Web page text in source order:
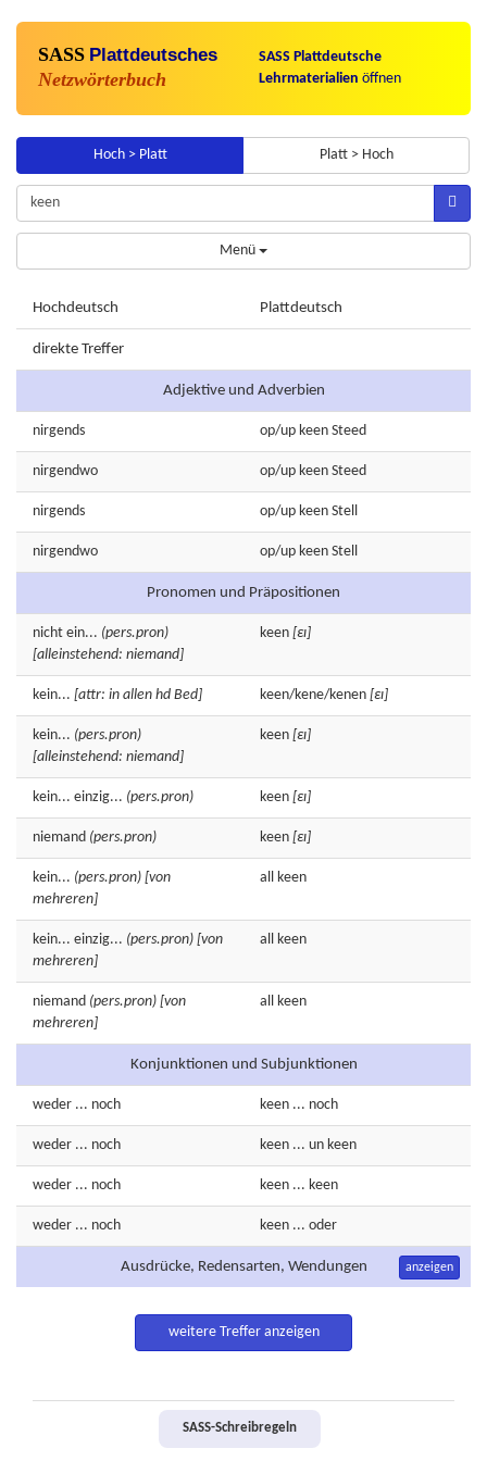
SASS Plattdeutsches
Netzwörterbuch
SASS Plattdeutsche
Lehrmaterialien öffnen
Hoch > Platt Platt > Hoch
Menü
Hochdeutsch Plattdeutsch
direkte Treffer
Adjektive und Adverbien
nirgends op/up keen Steed
nirgendwo op/up keen Steed
nirgends op/up keen Stell
nirgendwo op/up keen Stell
Pronomen und Präpositionen
nicht ein... (pers.pron)
[alleinstehend: niemand]
keen [εɪ]
kein... [attr: in allen hd Bed] keen/kene/kenen [εɪ]
kein... (pers.pron)
[alleinstehend: niemand]
keen [εɪ]
kein... einzig... (pers.pron) keen [εɪ]
niemand (pers.pron) keen [εɪ]
kein... (pers.pron) [von
mehreren]
all keen
kein... einzig... (pers.pron) [von
mehreren]
all keen
niemand (pers.pron) [von
mehreren]
all keen
Konjunktionen und Subjunktionen
weder ... noch keen ... noch
weder ... noch keen ... un keen
weder ... noch keen ... keen
weder ... noch keen ... oder
Ausdrücke, Redensarten, Wendungen anzeigen
weitere Treffer anzeigen
SASS-Schreibregeln